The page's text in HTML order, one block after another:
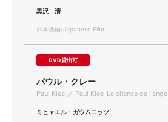
黒沢 清
日本映画/Japanese Film
DVD貸出可
パウル・クレー
Paul Klee ／ Paul Klee-Le silence de l'ange
ミヒャエル・ガウムニッツ